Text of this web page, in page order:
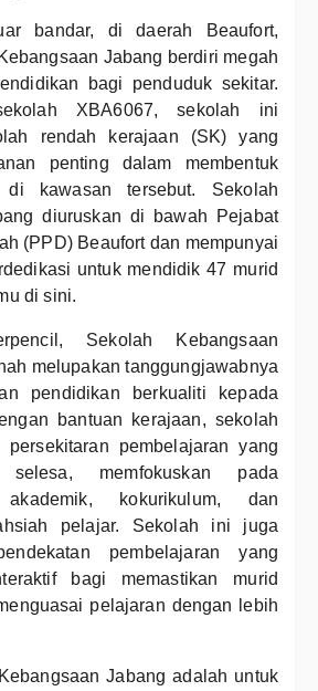
bandar, di daerah Beaufort,
Jabang berdiri megah
bagi penduduk sekitar.
XBA6067, sekolah ini
rendah kerajaan (SK) yang
penting dalam membentuk
kawasan tersebut. Sekolah
diuruskan di bawah Pejabat
(PPD) Beaufort dan mempunyai
untuk mendidik 47 murid
di sini.
Sekolah Kebangsaan
melupakan tanggungjawabnya
pendidikan berkualiti kepada
bantuan kerajaan, sekolah
persekitaran pembelajaran yang
memfokuskan pada
akademik, kokurikulum, dan
pelajar. Sekolah ini juga
pembelajaran yang
bagi memastikan murid
pelajaran dengan lebih
Jabang adalah untuk